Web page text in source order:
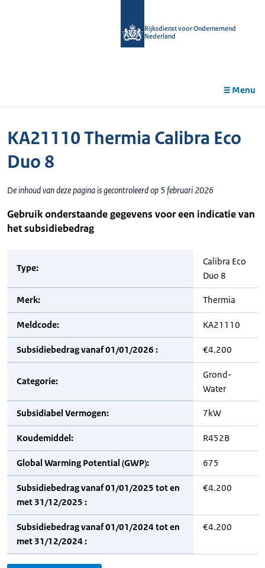
Rijksdienst voor Ondernemend
Nederland
Menu
KA21110 Thermia Calibra Eco
Duo 8
De inhoud van deze pagina is gecontroleerd op 5 februari 2026
Gebruik onderstaande gegevens voor een indicatie van
het subsidiebedrag
Type:
Calibra Eco
Duo 8
Merk: Thermia
Meldcode: KA21110
Subsidiebedrag vanaf 01/01/2026 : €4.200
Categorie:
Grond-
Water
Subsidiabel Vermogen: 7kW
Koudemiddel: R452B
Global Warming Potential (GWP): 675
Subsidiebedrag vanaf 01/01/2025 tot en
met 31/12/2025 :
€4.200
Subsidiebedrag vanaf 01/01/2024 tot en
met 31/12/2024 :
€4.200